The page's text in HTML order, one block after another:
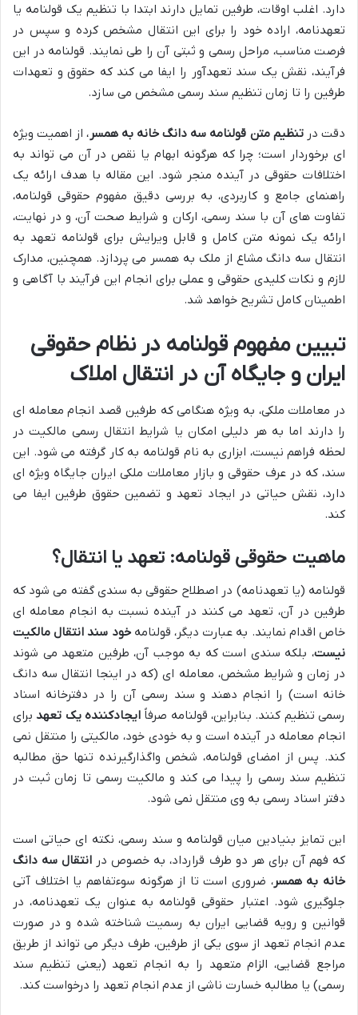
دارد. اغلب اوقات، طرفین تمایل دارند ابتدا با تنظیم یک قولنامه یا
تعهدنامه، اراده خود را برای این انتقال مشخص کرده و سپس در
فرصت مناسب، مراحل رسمی و ثبتی آن را طی نمایند. قولنامه در این
فرآیند، نقش یک سند تعهدآور را ایفا می کند که حقوق و تعهدات
طرفین را تا زمان تنظیم سند رسمی مشخص می سازد.
دقت درتنظیم متن قولنامه سه دانگ خانه به همسر ، از اهمیت ویژه
ای برخوردار است؛ چرا که هرگونه ابهام یا نقص در آن می تواند به
اختلافات حقوقی در آینده منجر شود. این مقاله با هدف ارائه یک
راهنمای جامع و کاربردی، به بررسی دقیق مفهوم حقوقی قولنامه،
تفاوت های آن با سند رسمی، ارکان و شرایط صحت آن، و در نهایت،
ارائه یک نمونه متن کامل و قابل ویرایش برای قولنامه تعهد به
انتقال سه دانگ مشاع از ملک به همسر می پردازد. همچنین، مدارک
لازم و نکات کلیدی حقوقی و عملی برای انجام این فرآیند با آگاهی و
اطمینان کامل تشریح خواهد شد.
تبیین مفهوم قولنامه در نظام حقوقی
ایران و جایگاه آن در انتقال املاک
در معاملات ملکی، به ویژه هنگامی که طرفین قصد انجام معامله ای
را دارند اما به هر دلیلی امکان یا شرایط انتقال رسمی مالکیت در
لحظه فراهم نیست، ابزاری به نام قولنامه به کار گرفته می شود. این
سند، که در عرف حقوقی و بازار معاملات ملکی ایران جایگاه ویژه ای
دارد، نقش حیاتی در ایجاد تعهد و تضمین حقوق طرفین ایفا می
کند.
ماهیت حقوقی قولنامه: تعهد یا انتقال؟
قولنامه (یا تعهدنامه) در اصطلاح حقوقی به سندی گفته می شود که
طرفین در آن، تعهد می کنند در آینده نسبت به انجام معامله ای
خاص اقدام نمایند. به عبارت دیگر، قولنامهخود سند انتقال مالکیت
نیست، بلکه سندی است که به موجب آن، طرفین متعهد می شوند
در زمان و شرایط مشخص، معامله ای (که در اینجا انتقال سه دانگ
خانه است) را انجام دهند و سند رسمی آن را در دفترخانه اسناد
رسمی تنظیم کنند. بنابراین، قولنامه صرفاً ایجادکننده یک تعهدبرای
انجام معامله در آینده است و به خودی خود، مالکیتی را منتقل نمی
کند. پس از امضای قولنامه، شخص واگذارگیرنده تنها حق مطالبه
تنظیم سند رسمی را پیدا می کند و مالکیت رسمی تا زمان ثبت در
دفتر اسناد رسمی به وی منتقل نمی شود.
این تمایز بنیادین میان قولنامه و سند رسمی، نکته ای حیاتی است
که فهم آن برای هر دو طرف قرارداد، به خصوص در انتقال سه دانگ
خانه به همسر، ضروری است تا از هرگونه سوءتفاهم یا اختلاف آتی
جلوگیری شود. اعتبار حقوقی قولنامه به عنوان یک تعهدنامه، در
قوانین و رویه قضایی ایران به رسمیت شناخته شده و در صورت
عدم انجام تعهد از سوی یکی از طرفین، طرف دیگر می تواند از طریق
مراجع قضایی، الزام متعهد را به انجام تعهد (یعنی تنظیم سند
رسمی) یا مطالبه خسارت ناشی از عدم انجام تعهد را درخواست کند.